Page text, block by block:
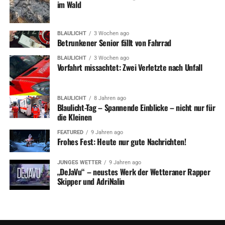
Die Anträge werden chronologisch nach Posteingang
bearbeitet. Soweit Zuschüsse von Dritten (Bund, Land,
Landes- und Kreissportbund) zu erwarten sind, müssen
diese vorrangig beantragt und genutzt werden.“
Außerdem gibt es eine Sperrfrist, diese ist wie folgt
definiert: „Eine erneute Bezuschussung eines Vereins ist
grundsätzlich erst nach einer Wartezeit von drei Jahren
möglich. Bei Mehrspartenvereinen gilt diese Frist für jede
einzelne Fachverbandszugehörigkeit (Abteilung)
gesondert.“
Symbolfoto / Archiv
im Wald
BLAULICHT 3 Wochen ago
Betrunkener Senior fällt von Fahrrad
BLAULICHT 3 Wochen ago
Vorfahrt missachtet: Zwei Verletzte nach Unfall
BLAULICHT 8 Jahren ago
Blaulicht-Tag – Spannende Einblicke – nicht nur für
die Kleinen
FEATURED 9 Jahren ago
Frohes Fest: Heute nur gute Nachrichten!
JUNGES WETTER 9 Jahren ago
„DeJaVu“ – neustes Werk der Wetteraner Rapper
Skipper und AdriNalin